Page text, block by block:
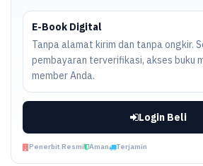
E-Book Digital
Tanpa alamat kirim dan tanpa ongkir.
pembayaran terverifikasi, akses buku
member Anda.
Login Beli
Penerbit Resmi Aman Terjamin